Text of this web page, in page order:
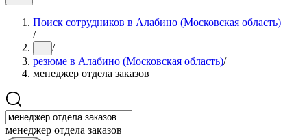
Поиск сотрудников в Алабино (Московская область)
/
... /
резюме в Алабино (Московская область)/
менеджер отдела заказов
менеджер отдела заказов